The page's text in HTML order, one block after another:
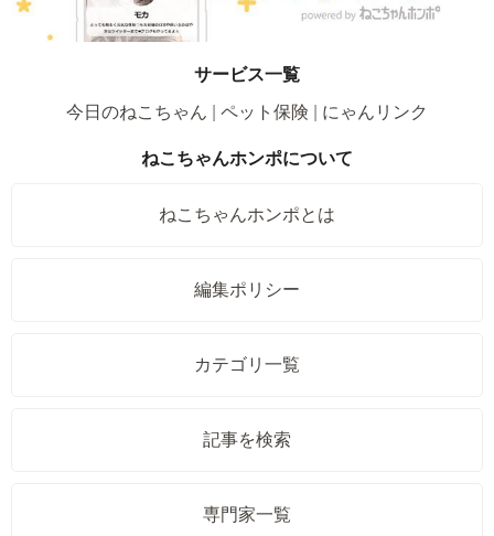
サービス一覧
今日のねこちゃん
ペット保険 にゃんリンク
ねこちゃんホンポについて
ねこちゃんホンポとは
編集ポリシー
カテゴリ一覧
記事を検索
専門家一覧